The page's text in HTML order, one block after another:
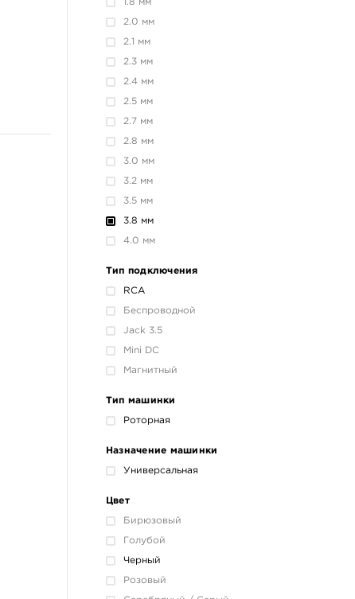
1.8 мм
2.0 мм
2.1 мм
2.3 мм
2.4 мм
2.5 мм
2.7 мм
2.8 мм
3.0 мм
3.2 мм
3.5 мм
3.8 мм
4.0 мм
Тип подключения
RCA
Беспроводной
Jack 3.5
Mini DC
Магнитный
Тип машинки
Роторная
Назначение машинки
Универсальная
Цвет
Бирюзовый
Голубой
Черный
Розовый